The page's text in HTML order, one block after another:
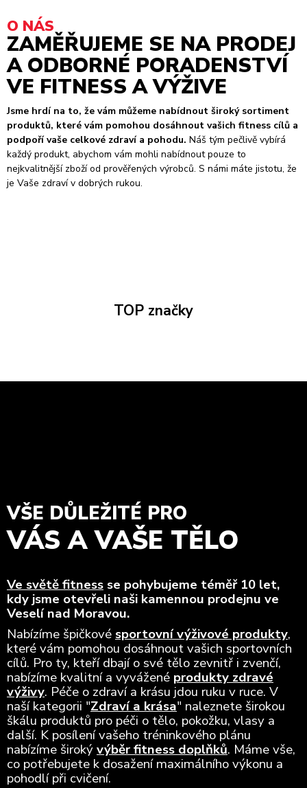
O NÁS
ZAMĚŘUJEME SE NA PRODEJ
A ODBORNÉ PORADENSTVÍ
VE FITNESS A VÝŽIVE
Jsme hrdí na to, že vám můžeme nabídnout široký sortiment
produktů, které vám pomohou dosáhnout vašich fitness cílů a
podpoří vaše celkové zdraví a pohodu. Náš tým pečlivě vybírá
každý produkt, abychom vám mohli nabídnout pouze to
nejkvalitnější zboží od prověřených výrobců. S námi máte jistotu, že
je Vaše zdraví v dobrých rukou.
TOP značky
VŠE DŮLEŽITÉ PRO
VÁS A VAŠE TĚLO
Ve světě fitness se pohybujeme téměř 10 let,
kdy jsme otevřeli naši kamennou prodejnu ve
Veselí nad Moravou.
Nabízíme špičkové sportovní výživové produkty,
které vám pomohou dosáhnout vašich sportovních
cílů. Pro ty, kteří dbají o své tělo zevnitř i zvenčí,
nabízíme kvalitní a vyvážené produkty zdravé
výživy. Péče o zdraví a krásu jdou ruku v ruce. V
naší kategorii "Zdraví a krása" naleznete širokou
škálu produktů pro péči o tělo, pokožku, vlasy a
další. K posílení vašeho tréninkového plánu
nabízíme širokývýběr fitness doplňků. Máme vše,
co potřebujete k dosažení maximálního výkonu a
pohodlí při cvičení.